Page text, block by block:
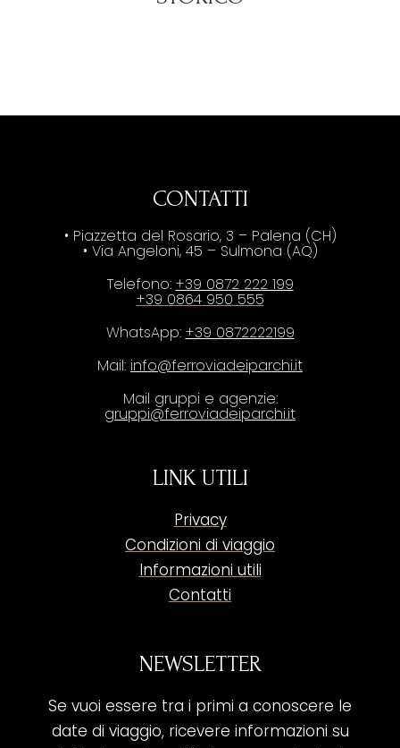
CONTATTI
• Piazzetta del Rosario, 3 – Palena (CH)
• Via Angeloni, 45 – Sulmona (AQ)
Telefono: +39 0872 222 199
+39 0864 950 555
WhatsApp: +39 0872222199
Mail: info@ferroviadeiparchi.it
Mail gruppi e agenzie:
gruppi@ferroviadeiparchi.it
LINK UTILI
Privacy
Condizioni di viaggio
Informazioni utili
Contatti
NEWSLETTER
Se vuoi essere tra i primi a conoscere le
date di viaggio, ricevere informazioni su